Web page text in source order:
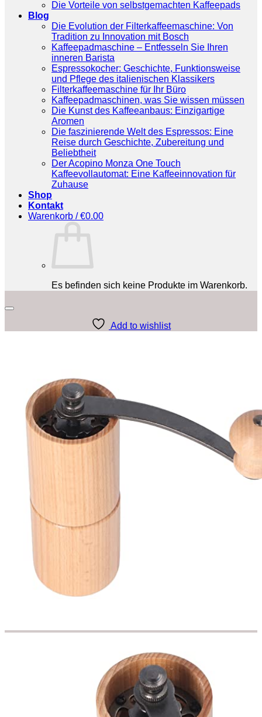
Die Vorteile von selbstgemachten Kaffeepads
Blog
Die Evolution der Filterkaffeemaschine: Von
Tradition zu Innovation mit Bosch
Kaffeepadmaschine – Entfesseln Sie Ihren
inneren Barista
Espressokocher: Geschichte, Funktionsweise
und Pflege des italienischen Klassikers
Filterkaffeemaschine für Ihr Büro
Kaffeepadmaschinen, was Sie wissen müssen
Die Kunst des Kaffeeanbaus: Einzigartige
Aromen
Die faszinierende Welt des Espressos: Eine
Reise durch Geschichte, Zubereitung und
Beliebtheit
Der Acopino Monza One Touch
Kaffeevollautomat: Eine Kaffeeinnovation für
Zuhause
Shop
Kontakt
Warenkorb /€0.00
Es befinden sich keine Produkte im Warenkorb.
Add to wishlist